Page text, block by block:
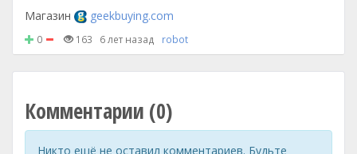
Магазин geekbuying.com
0 163 6 лет назад robot
Комментарии (0)
Никто ещё не оставил комментариев. Будьте